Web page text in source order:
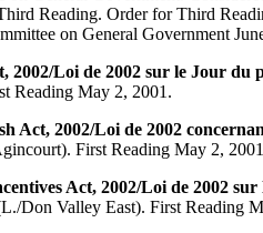
Reading. Order for Third
on General Government
2002/Loi de 2002 sur le Jour du
Reading May 2, 2001.
Act, 2002/Loi de 2002
First Reading May 2,
Act, 2002/Loi de 2002 sur
Don Valley East). First Reading